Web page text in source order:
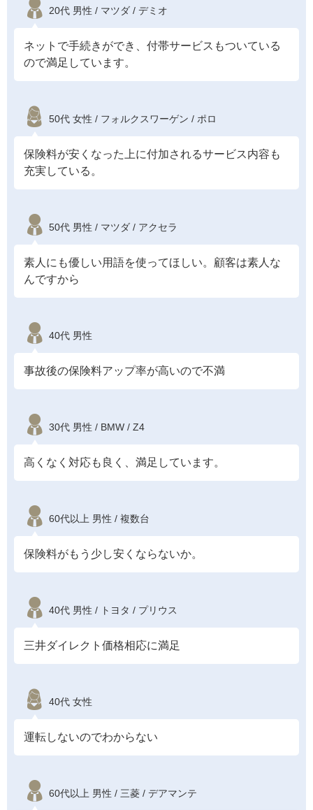
20代 男性 / マツダ / デミオ
ネットで手続きができ、付帯サービスもついている
ので満足しています。
50代 女性 / フォルクスワーゲン / ポロ
保険料が安くなった上に付加されるサービス内容も
充実している。
50代 男性 / マツダ / アクセラ
素人にも優しい用語を使ってほしい。顧客は素人な
んですから
40代 男性
事故後の保険料アップ率が高いので不満
30代 男性 / BMW / Z4
高くなく対応も良く、満足しています。
60代以上 男性 / 複数台
保険料がもう少し安くならないか。
40代 男性 / トヨタ / プリウス
三井ダイレクト価格相応に満足
40代 女性
運転しないのでわからない
60代以上 男性 / 三菱 / デアマンテ